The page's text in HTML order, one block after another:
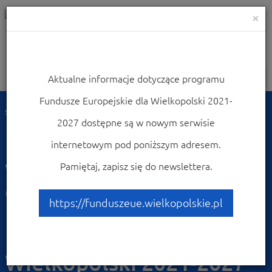
Nawigacja
Strona główna
Harmonogram naborów
wniosków o
dofinansowanie dla
Programu Fundusze
Wielkopolski 2021-2027
×
Aktualne informacje dotyczące programu
Fundusze Europejskie dla Wielkopolski 2021-
2027 dostępne są w nowym serwisie
internetowym pod poniższym adresem.
Pamiętaj, zapisz się do newslettera.
https://funduszeue.wielkopolskie.pl